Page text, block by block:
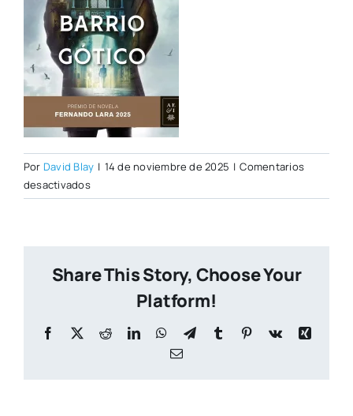
Por David Blay | 14 de noviembre de 2025 | Comentarios
desactivadosen
portada_misterio-
gotico_sergio-
sanjuan_202505290817
Share This Story, Choose Your
Platform!
Facebook
X RedditLinkedInWhatsApp
TelegramTumblr Pinterest
Vk
Xing
Correo